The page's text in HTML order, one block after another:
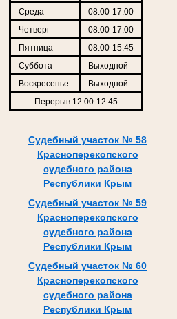
Среда
08:00-17:00
Четверг
08:00-17:00
Пятница
08:00-15:45
Суббота
Выходной
Воскресенье
Выходной
Перерыв 12:00-12:45
Судебный участок № 58
Красноперекопского
судебного района
Республики Крым
Судебный участок № 59
Красноперекопского
судебного района
Республики Крым
Судебный участок № 60
Красноперекопского
судебного района
Республики Крым